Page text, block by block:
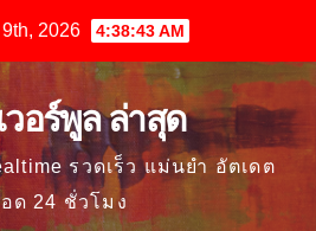
2026 4:38:45 AM
อร์พูล ล่าสุด
รวดเร็ว แม่นยำ อัตเดต
ด 24 ชั่วโมง